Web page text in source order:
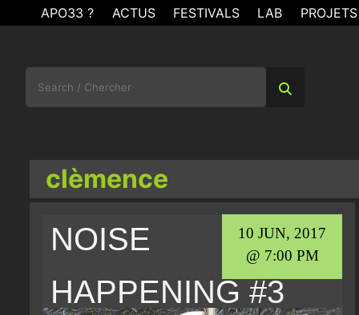
to
APO33 ? ACTUS FESTIVALS LAB PROJETS
for:
clèmence
10 JUN, 2017
@ 7:00 PM
NOISE
HAPPENING #3